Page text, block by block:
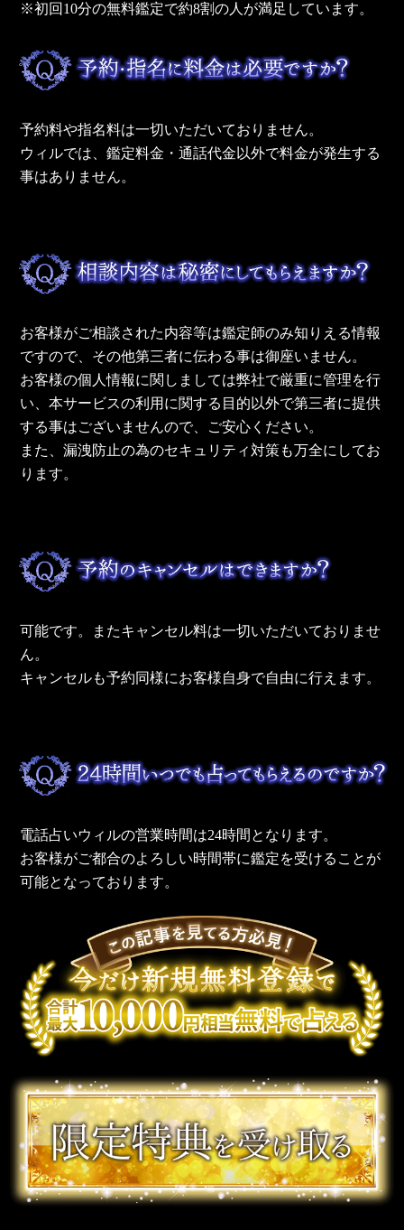
※初回10分の無料鑑定で約8割の人が満足しています。
予約料や指名料は一切いただいておりません。
ウィルでは、鑑定料金・通話代金以外で料金が発生する
事はありません。
お客様がご相談された内容等は鑑定師のみ知りえる情報
ですので、その他第三者に伝わる事は御座いません。
お客様の個人情報に関しましては弊社で厳重に管理を行
い、本サービスの利用に関する目的以外で第三者に提供
する事はございませんので、ご安心ください。
また、漏洩防止の為のセキュリティ対策も万全にしてお
ります。
可能です。またキャンセル料は一切いただいておりませ
ん。
キャンセルも予約同様にお客様自身で自由に行えます。
電話占いウィルの営業時間は24時間となります。
お客様がご都合のよろしい時間帯に鑑定を受けることが
可能となっております。